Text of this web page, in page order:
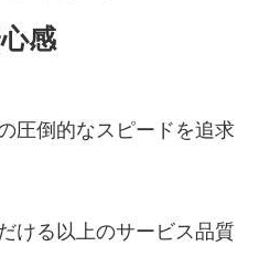
感
圧倒的なスピードを追求
ける以上のサービス品質